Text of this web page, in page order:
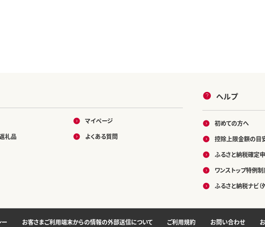
礼品
マイページ
よくある質問
ヘルプ
初めての方へ
控除上限金額の目
ふるさと納税確定
ワンストップ特例
ふるさと納税ナビ（
ー お客さまご利用端末からの情報の外部送信について ご利用規約 お問い合わせ